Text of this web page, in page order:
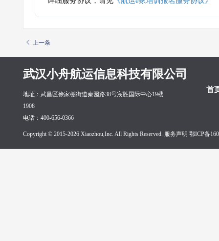
上一条
武汉小舟航运信息科技有限公司
首
地址：武昌区徐家棚街道秦园路38号宸胜国际中心19楼
1908
电话：400-656-0366
Copyright © 2015-2026 Xiaozhou,Inc. All Rights Reserved. 服务声明 鄂ICP备